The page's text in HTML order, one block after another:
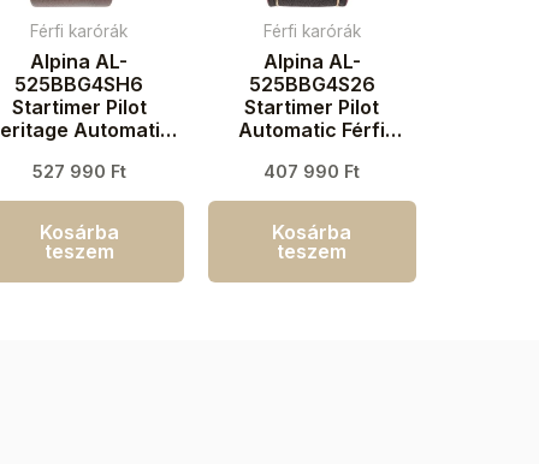
Férfi karórák
Alpina AL-
525BBG4SH6
Startimer Pilot
Automatic
3ATM
527 990 Ft
Kosárba
teszem
Férfi karórák
Alpina AL-
525BBG4S26
Startimer Pilot
Automatic Férfi
407 990 Ft
Kosárba
teszem